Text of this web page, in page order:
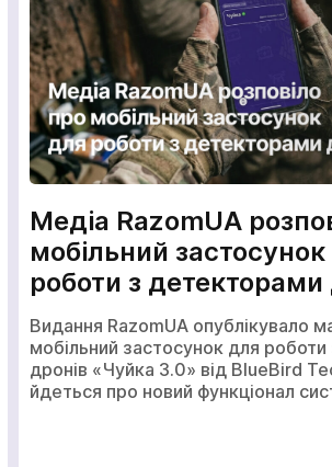
Медіа RazomUA
мобільний
роботи з детекторами
Видання RazomUA опублікувало
мобільний застосунок для
дронів «Чуйка 3.0» від BlueBird
йдеться про новий функціонал
чекати, ви можете
з нами натиснувши
телефона.
+380
номер
Ваше замовлення
Ваша заявка